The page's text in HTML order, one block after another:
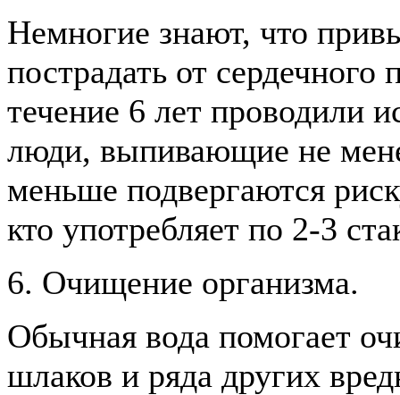
Немногие знают, что
пострадать от
течение 6 лет проводили
люди, выпивающие не
меньше подвергаются
кто употребляет по 2-3
6. Очищение организма.
Обычная вода помогает
шлаков и ряда других